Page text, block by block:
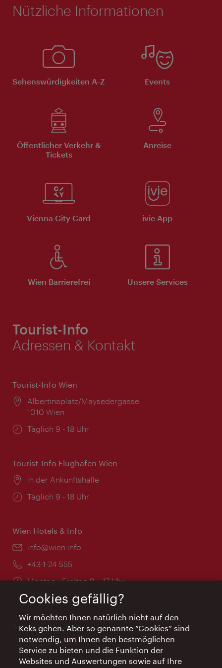
Nützliche Informationen
Sehenswürdigkeiten A-Z Events
Öffentlicher Verkehr &
Tickets
Anreise
Vienna City Card ivie App
Wien Barrierefrei Unsere Services
Tourist-Info
Adressen & Kontakt
Tourist-Info Wien
Ort:
Albertinaplatz/Maysedergasse
1010 Wien
Öffnungszeiten:
Täglich 9 - 18 Uhr
Tourist-Info Flughafen Wien
Ort:
in der Ankunftshalle
Öffnungszeiten:
Täglich 9 - 18 Uhr
Wien Hotels & Info
Email:
info@wien.info
Telefon:
+43-1-24 555
Öffnungszeiten:
Montag - Freitag 9 – 17 Uhr
Feiertags geschlossen
AI Concierge Wien
Ort:
concierge.wien.info
Öffnungszeiten:
Informationen rund um die Uhr
Cookies gefällig?
Wir möchten Ihnen natürlich nicht auf den
Keks gehen. Aber so genannte “Cookies” sind
notwendig, um Ihnen den bestmöglichen
Service zu bieten und die Funktion der
Websites und Auswertungen sowie auf Ihre